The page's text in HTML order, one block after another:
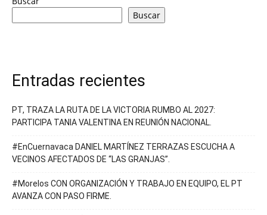
Buscar
Entradas recientes
PT, TRAZA LA RUTA DE LA VICTORIA RUMBO AL 2027:
PARTICIPA TANIA VALENTINA EN REUNIÓN NACIONAL.
#EnCuernavaca DANIEL MARTÍNEZ TERRAZAS ESCUCHA A
VECINOS AFECTADOS DE “LAS GRANJAS”.
#Morelos CON ORGANIZACIÓN Y TRABAJO EN EQUIPO, EL PT
AVANZA CON PASO FIRME.